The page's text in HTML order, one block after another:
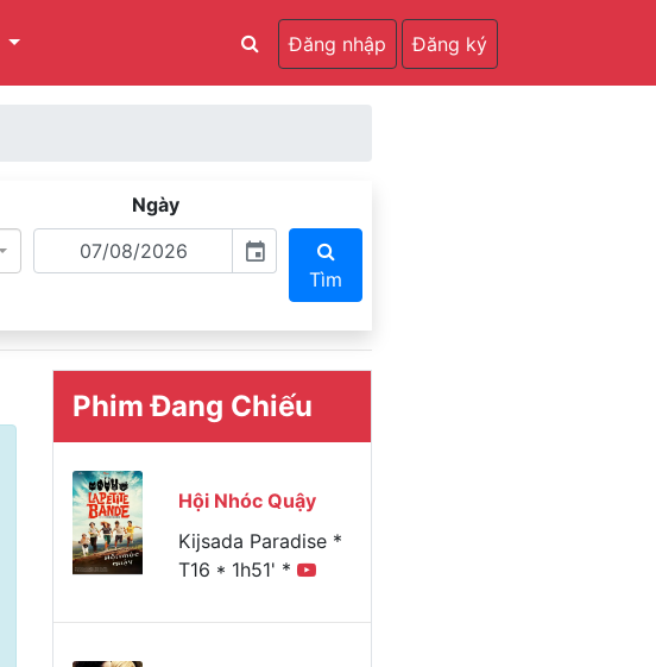
Đăng nhập Đăng ký
Ngày
event
Tìm
Phim Đang Chiếu
Hội Nhóc Quậy
Kijsada Paradise *
T16 * 1h51' *